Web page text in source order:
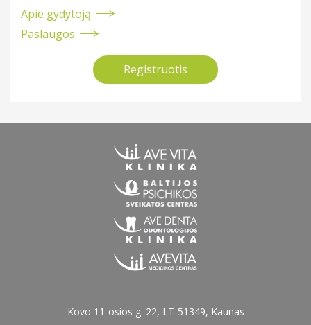
Apie gydytoją
Paslaugos
Registruotis
Kovo 11-osios g. 22, LT-51349, Kaunas